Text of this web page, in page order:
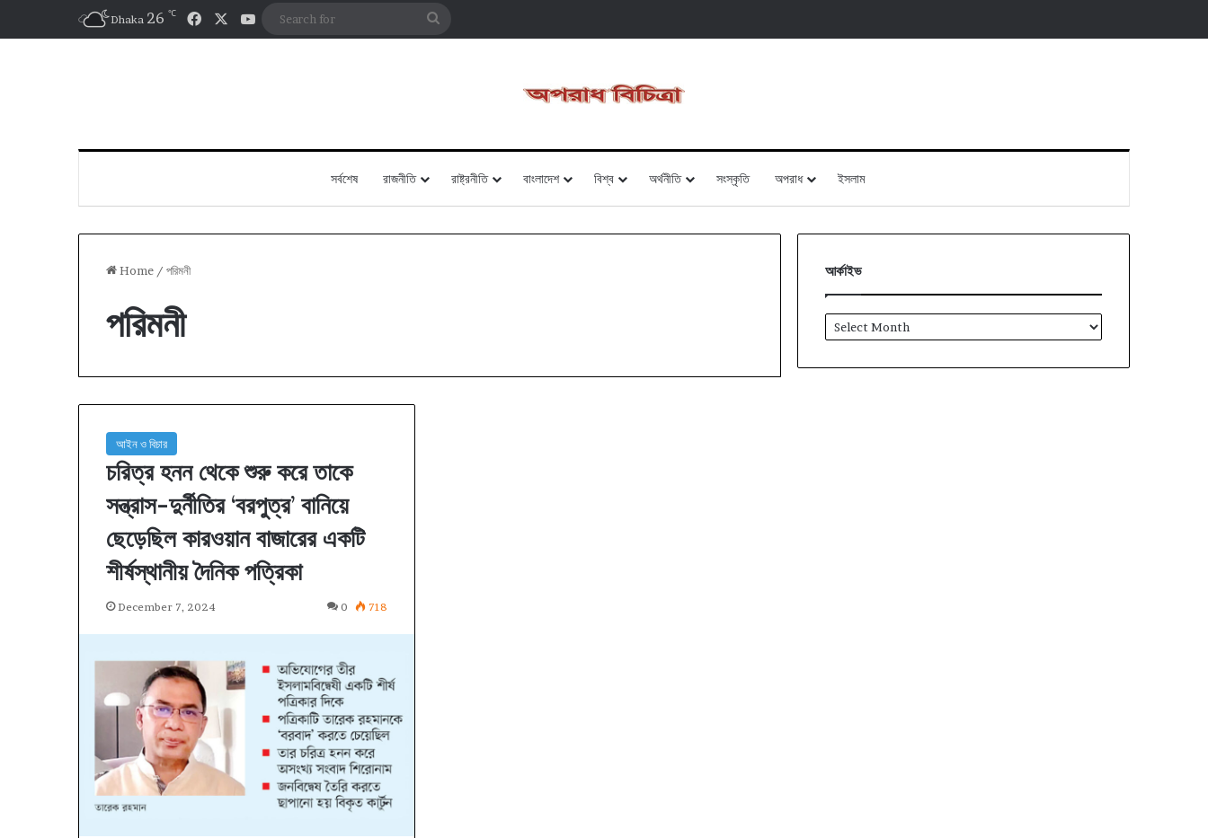
Dhaka 26 ℃ FacebookYouTube
সর্বশেষ রাজনীতি রাষ্ট্রনীতি বাংলাদেশ বিশ্ব অর্থনীতি সংস্কৃতি অপরাধ ইসলাম
Home / পরিমনী
পরিমনী
আইন ও বিচার
চরিত্র হনন থেকে শুরু করে তাকে
সন্ত্রাস-দুর্নীতির ‘বরপুত্র’ বানিয়ে
ছেড়েছিল কারওয়ান বাজারের একটি
শীর্ষস্থানীয় দৈনিক পত্রিকা
December 7, 2024 0 718
আর্কাইভ
আর্কাইভ